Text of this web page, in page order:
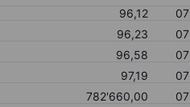
96,12
96,23
96,58
97,19
782'660,00